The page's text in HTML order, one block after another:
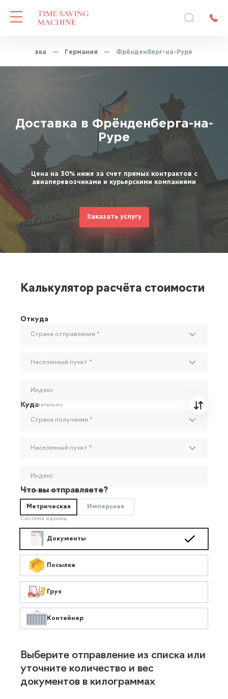
доставка — Германия — Фрёнденберг-на-Руре
Доставка в Фрёнденберга-на-
Руре
Цена на 30% ниже за счет прямых контрактов с
авиаперевозчиками и курьерскими компаниями
Заказать услугу
Калькулятор расчёта стоимости
Откуда
Страна отправления *
Населенный пункт *
Индекс
Необязательно
Куда
Страна получения *
Населенный пункт *
Индекс
Необязательно
Что вы отправляете?
Метрическая Имперская
Система единиц
Документы
Посылка
Груз
Контейнер
Выберите отправление из списка или
уточните количество и вес
документов в килограммах